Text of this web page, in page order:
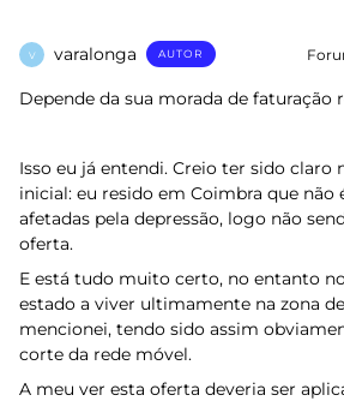
V varalonga AUTOR
Depende da sua morada de faturação
Isso eu já entendi. Creio ter sido claro
inicial: eu resido em Coimbra que não
afetadas pela depressão, logo não
oferta.
E está tudo muito certo, no entanto
estado a viver ultimamente na zona
mencionei, tendo sido assim
corte da rede móvel.
A meu ver esta oferta deveria ser